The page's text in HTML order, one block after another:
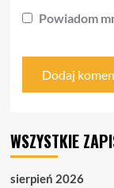
Powiadom
WSZYSTKIE
sierpień 2026